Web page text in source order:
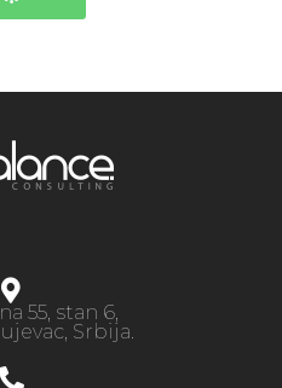
55, stan 6,
Srbija.